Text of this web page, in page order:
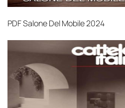
PDFSalone Del Mobile 2024